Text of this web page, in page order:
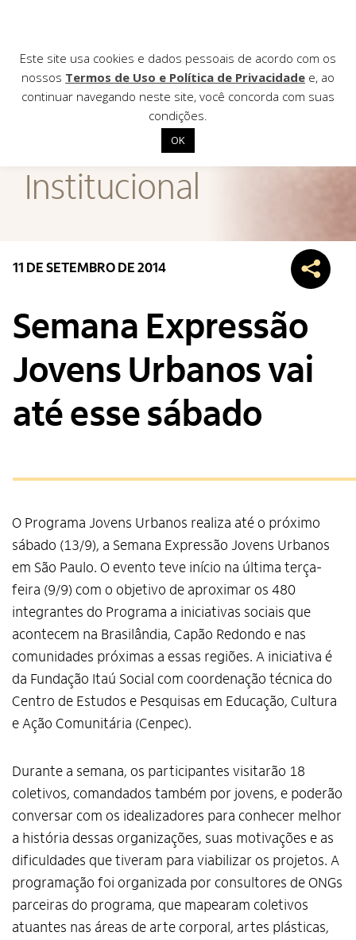
Institucional
Contato
Institucional
11 DE SETEMBRO DE 2014
Semana Expressão
Jovens Urbanos vai
até esse sábado
O Programa Jovens Urbanos realiza até o próximo
sábado (13/9), a Semana Expressão Jovens Urbanos
em São Paulo. O evento teve início na última terça-
feira (9/9) com o objetivo de aproximar os 480
integrantes do Programa a iniciativas sociais que
acontecem na Brasilândia, Capão Redondo e nas
comunidades próximas a essas regiões. A iniciativa é
da Fundação Itaú Social com coordenação técnica do
Centro de Estudos e Pesquisas em Educação, Cultura
e Ação Comunitária (Cenpec).
Durante a semana, os participantes visitarão 18
coletivos, comandados também por jovens, e poderão
conversar com os idealizadores para conhecer melhor
a história dessas organizações, suas motivações e as
dificuldades que tiveram para viabilizar os projetos. A
programação foi organizada por consultores de ONGs
parceiras do programa, que mapearam coletivos
atuantes nas áreas de arte corporal, artes plásticas,
Este site usa cookies e dados pessoais de acordo com os
nossos Termos de Uso e Política de Privacidade e, ao
continuar navegando neste site, você concorda com suas
condições.
OK